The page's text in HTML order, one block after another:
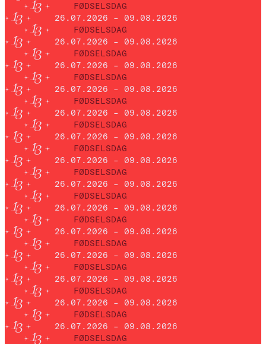
FØDSELSDAG
26.07.2026 – 09.08.2026
FØDSELSDAG
26.07.2026 – 09.08.2026
FØDSELSDAG
26.07.2026 – 09.08.2026
FØDSELSDAG
26.07.2026 – 09.08.2026
FØDSELSDAG
26.07.2026 – 09.08.2026
FØDSELSDAG
26.07.2026 – 09.08.2026
FØDSELSDAG
26.07.2026 – 09.08.2026
FØDSELSDAG
26.07.2026 – 09.08.2026
FØDSELSDAG
26.07.2026 – 09.08.2026
FØDSELSDAG
26.07.2026 – 09.08.2026
FØDSELSDAG
26.07.2026 – 09.08.2026
FØDSELSDAG
26.07.2026 – 09.08.2026
FØDSELSDAG
26.07.2026 – 09.08.2026
FØDSELSDAG
26.07.2026 – 09.08.2026
FØDSELSDAG